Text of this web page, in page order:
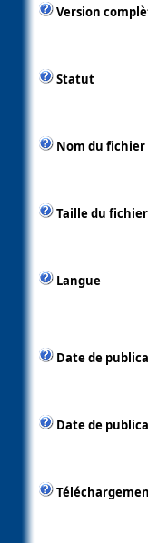
Version
Statut
Nom du fichier
Taille du fichier
Langue
Date de
Date de